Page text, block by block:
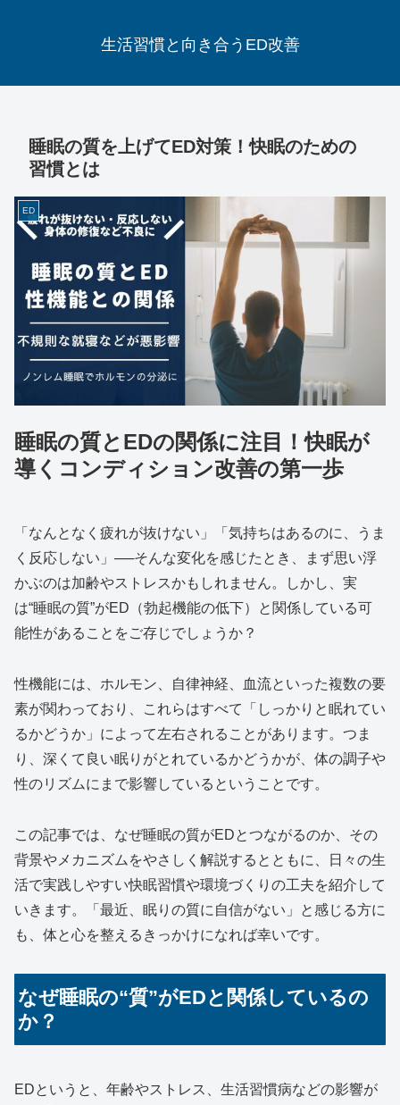
生活習慣と向き合うED改善
睡眠の質を上げてED対策！快眠のための
習慣とは
ED
睡眠の質とEDの関係に注目！快眠が
導くコンディション改善の第一歩
「なんとなく疲れが抜けない」「気持ちはあるのに、うま
く反応しない」──そんな変化を感じたとき、まず思い浮
かぶのは加齢やストレスかもしれません。しかし、実
は“睡眠の質”がED（勃起機能の低下）と関係している可
能性があることをご存じでしょうか？
性機能には、ホルモン、自律神経、血流といった複数の要
素が関わっており、これらはすべて「しっかりと眠れてい
るかどうか」によって左右されることがあります。つま
り、深くて良い眠りがとれているかどうかが、体の調子や
性のリズムにまで影響しているということです。
この記事では、なぜ睡眠の質がEDとつながるのか、その
背景やメカニズムをやさしく解説するとともに、日々の生
活で実践しやすい快眠習慣や環境づくりの工夫を紹介して
いきます。「最近、眠りの質に自信がない」と感じる方に
も、体と心を整えるきっかけになれば幸いです。
なぜ睡眠の“質”がEDと関係しているの
か？
EDというと、年齢やストレス、生活習慣病などの影響が